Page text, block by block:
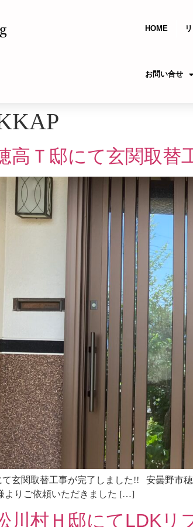
HOME
お問い合せ
高Ｔ邸にて玄関取替
玄関取替工事が完了しました!! 安曇野市
よりご依頼いただきました […]
川村Ｈ邸にてLDKリ